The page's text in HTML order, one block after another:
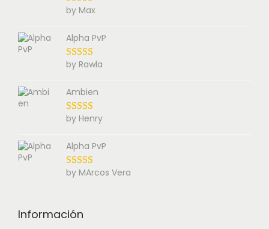
by Max
Alpha PvP
by Rawla
Ambien
by Henry
Alpha PvP
by MArcos Vera
Información